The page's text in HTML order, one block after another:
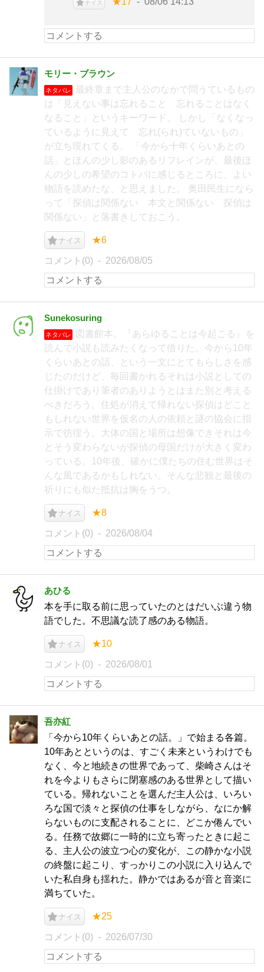
ナイス
モリー・ブラウン
ネタバレ
最終章まで主人公のなかで問うているもの
は「見えない事は忘れること 忘れることはなく
なること」というキーワード。 しかし「なくなっ
ているように見えて 忘れ(られ)ていないもの」
が立ち現れてくる。 「今から十年くらいあとの
話」とほんの少し影のあるリフレインが、最後ほ
んの少しの希望のコトバに感じるところに、よい
物語を読めたな、と思えました。 奥田民生になら
って「探偵は関係ない 本文と関係ない 探偵は
関係ない」と落書きしておこう。
ナイス ★6
コメント(0) 2026/08/05
Sunekosuring
ネタバレ
図書館本。『あらゆることは今起こる』を
読んで小説も読みたくなって借りた。今から10年
くらいあとの話、という一文にとてもらしさを感
じたのだけど、毎回書かれるそれは小説としての
仕掛けであり筆者のありようとはまた別と考える
べきだろう。住処が消えて帰れない探偵はどこと
もしれない世界を仮名の人の依頼と謎の協会に指
示で彷徨う。大体の国と場所は想像できそれは今
とそう変わらないが探偵の母国だけが大きく変わ
っている。10年後、確かに僕たちの住む世界はそ
んな風であるかもしれない。そんな悲観と最後の
祈りにも似た抵抗は胸をうつ。
ナイス ★8
コメント(0) 2026/08/04
あひる
本を手に取る前に思っていたのとはだいぶ違う物
語でした。不思議な読了感のある物語。
ナイス ★10
コメント(0) 2026/08/01
吾亦紅
「今から10年くらいあとの話。」で始まる各篇。
10年あとというのは、すごく未来というわけでも
なく、今と地続きの世界であって、柴崎さんはそ
れを今よりもさらに閉塞感のある世界として描い
ている。帰れないことを選んだ主人公は、いろい
ろな国で淡々と探偵の仕事をしながら、なにか解
らないものに支配されることに、どこか倦んでい
る。任務で故郷に一時的に立ち寄ったときに起こ
る、主人公の波立つ心の変化が、この静かな小説
の終盤に起こり、すっかりこの小説に入り込んで
いた私自身も揺れた。静かではあるが音と音楽に
満ちていた。
ナイス ★25
コメント(0) 2026/07/30